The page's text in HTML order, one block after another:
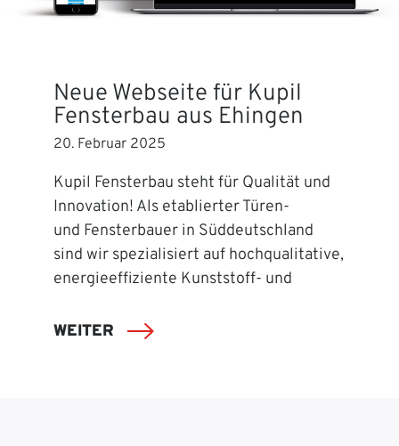
Neue Webseite für Kupil
Fensterbau aus Ehingen
20. Februar 2025
Kupil Fensterbau steht für Qualität und
Innovation! Als etablierter Türen-
und Fensterbauer in Süddeutschland
sind wir spezialisiert auf hochqualitative,
energieeffiziente Kunststoff- und
WEITER